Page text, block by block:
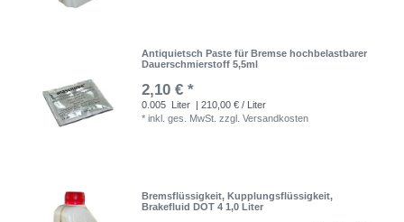
Antiquietsch Paste für Bremse hochbelastbarer
Dauerschmierstoff 5,5ml
2,10 € *
0.005 Liter
| 210,00 € / Liter
*inkl. ges. MwSt. zzgl.Versandkosten
Bremsflüssigkeit, Kupplungsflüssigkeit,
Brakefluid DOT 4 1,0 Liter